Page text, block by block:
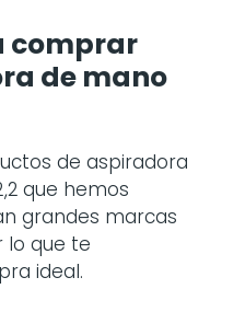
comprar
de mano
de aspiradora
que hemos
grandes marcas
lo que te
ideal.